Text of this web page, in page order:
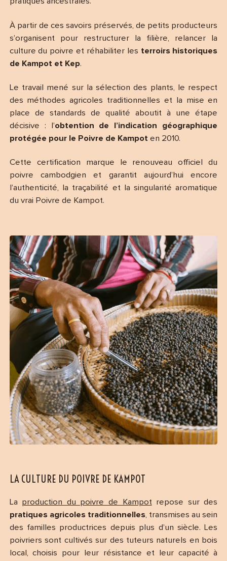
À partir de ces savoirs préservés, de petits producteurs
s’organisent pour restructurer la filière, relancer la
culture du poivre et réhabiliter les terroirs historiques
de Kampot et Kep.
Le travail mené sur la sélection des plants, le respect
des méthodes agricoles traditionnelles et la mise en
place de standards de qualité aboutit à une étape
décisive : l’obtention de l’indication géographique
protégée pour le Poivre de Kampoten 2010.
Cette certification marque le renouveau officiel du
poivre cambodgien et garantit aujourd’hui encore
l’authenticité, la traçabilité et la singularité aromatique
du vrai Poivre de Kampot.
LA CULTURE DU POIVRE DE KAMPOT
La production du poivre de Kampotrepose sur des
pratiques agricoles traditionnelles, transmises au sein
des familles productrices depuis plus d’un siècle. Les
poivriers sont cultivés sur des tuteurs naturels en bois
local, choisis pour leur résistance et leur capacité à